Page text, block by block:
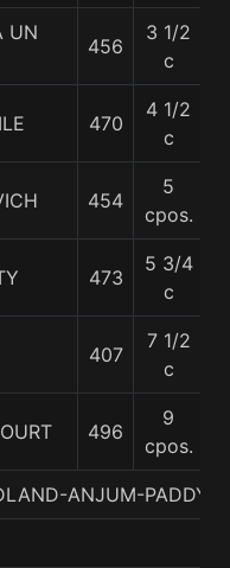
UN
456
3 1/2
c
470
4 1/2
c
454
5
cpos.
473
5 3/4
c
407
7 1/2
c
496
9
cpos.
ANJUM-PADDY